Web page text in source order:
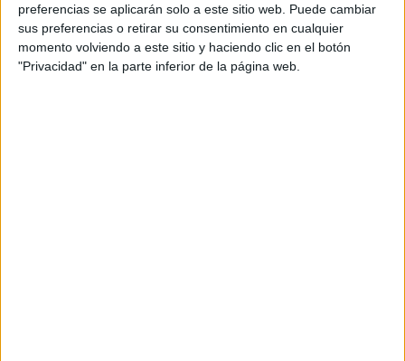
preferencias se aplicarán solo a este sitio web. Puede cambiar
sus preferencias o retirar su consentimiento en cualquier
momento volviendo a este sitio y haciendo clic en el botón
"Privacidad" en la parte inferior de la página web.
El anuncio de la selección se realizó el pasado 29 de
octubre, tras la deliberación de unjurado formado por
expertoscon amplia trayectoria en distintas áreas del